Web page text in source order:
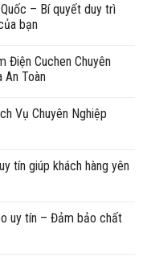
– Bí quyết duy trì
bạn
Điện Cuchen Chuyên
An Toàn
Vụ Chuyên Nghiệp
tín giúp khách hàng yên
uy tín – Đảm bảo chất